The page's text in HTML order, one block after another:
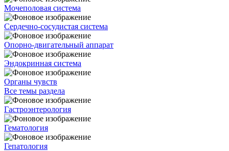
Мочеполовая система
Сердечно-сосудистая система
Опорно-двигательный аппарат
Эндокринная система
Органы чувств
Все темы раздела
Гастроэнтерология
Гематология
Гепатология